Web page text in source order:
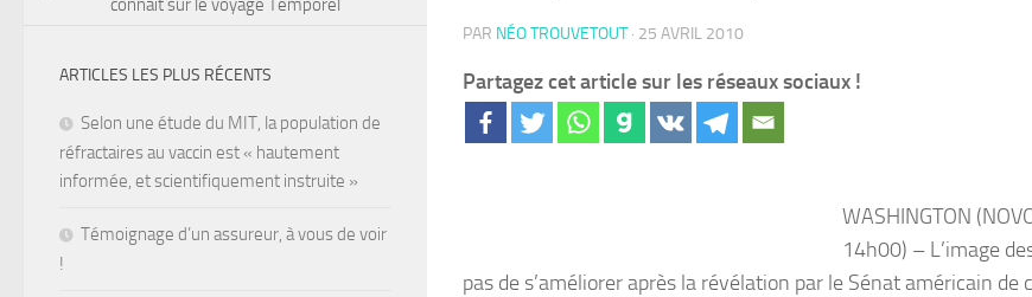
PAR NÉO TROUVETOUT · 25 AVRIL 2010
Partagez cet article sur les réseaux sociaux !
WASHINGTON
14h00) – L’image
pas de s’améliorer après la révélation par le Sénat américain de
connait sur le voyage Temporel
ARTICLES LES PLUS RÉCENTS
Selon une étude du MIT, la population de
réfractaires au vaccin est « hautement
informée, et scientifiquement instruite »
Témoignage d’un assureur, à vous de voir
!